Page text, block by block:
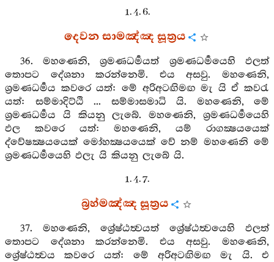
1. 4. 6.
දෙවන සාමඤ්ඤ සූත්‍රය
36. මහණෙනි, ශ්‍රමණධර්‍මයත් ශ්‍රමණධර්‍මයෙහි ඵලත්
තොපට දේශනා කරන්නෙමි. එය අසවු. මහණෙනි,
ශ්‍රමණධර්‍මය කවරෙ යත්: මේ අරිඅටඟිමඟ මැ යි ඒ කවරැ
යත්: සම්මාදිට්ඨි ... සම්මාසමාධි යි. මහණෙනි, මේ
ශ්‍රමණධර්‍මය යි කියනු ලැබේ. මහණෙනි, ශ්‍රමණධර්‍මයෙහි
ඵල කවරෙ යත්: මහණෙනි, යම් රාගක්‍ෂයයෙක්
ද්වේෂක්‍ෂයයෙක් මෝහක්‍ෂයයෙක් වේ නම් මහණෙනි මේ
ශ්‍රමණධර්‍මයෙහි ඵලැ යි කියනු ලැබේ යි.
1. 4. 7.
බ්‍රහ්මඤ්ඤ සූත්‍රය
37. මහණෙනි, ශ්‍රේෂ්ඨත්‍වයත් ශ්‍රේෂ්ඨත්‍වයෙහි ඵලත්
තොපට දේශනා කරන්නෙමි. එය අසවු. මහණෙනි,
ශ්‍රේෂ්ඨත්‍වය කවරෙ යත්: මේ අරිඅටඟිමඟ මැ යි. එ